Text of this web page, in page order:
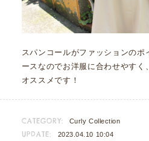
スパンコールがファッションの
ースなのでお洋服に合わせやすく
オススメです！
CATEGORY: Curly Collection
UPDATE: 2023.04.10 10:04